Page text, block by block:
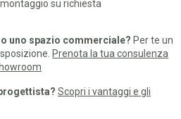
su richiesta
uno spazio commerciale? Per te un
Prenota la tua consulenza
Scopri i vantaggi e gli